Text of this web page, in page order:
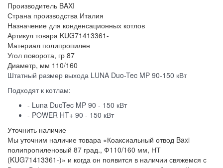
Производитель BAXI
Страна производства Италия
Назначение для конденсационных котлов
Артикул товара KUG71413361-
Материал полипропилен
Угол поворота, гр 87
Диаметр, мм 110/160
Штатный размер выхода LUNA Duo-Tec MP 90-150 кВт
Подходят к котлам:
- Luna DuoTec MP 90 - 150 кВт
- POWER HT+ 90 - 150 кВт
Уточнить наличие
Мы уточним наличие товара «Коаксиальный отвод Baxi
полипропиленовый 87 град., Ф110/160 мм, НТ
(KUG71413361-)» и когда он появится в наличии свяжемся с